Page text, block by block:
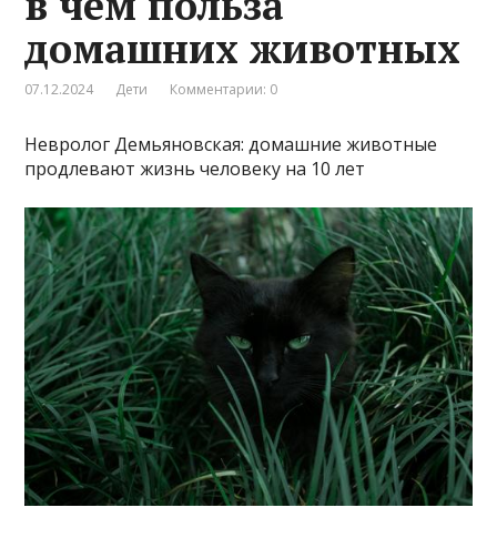
домашних животных
07.12.2024 Дети Комментарии: 0
Невролог Демьяновская: домашние животные
продлевают жизнь человеку на 10 лет